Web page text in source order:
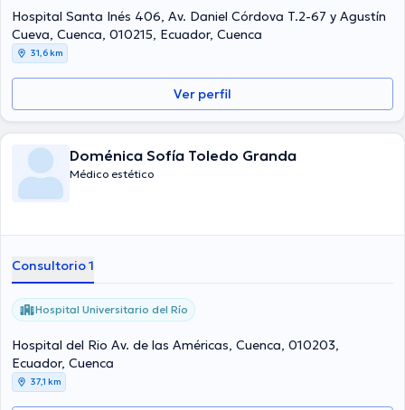
Hospital Santa Inés 406, Av. Daniel Córdova T.2-67 y Agustín
Cueva, Cuenca, 010215, Ecuador, Cuenca
31,6 km
Ver perfil
Doménica Sofía Toledo Granda
Médico estético
Consultorio 1
Hospital Universitario del Río
Hospital del Rio Av. de las Américas, Cuenca, 010203,
Ecuador, Cuenca
37,1 km